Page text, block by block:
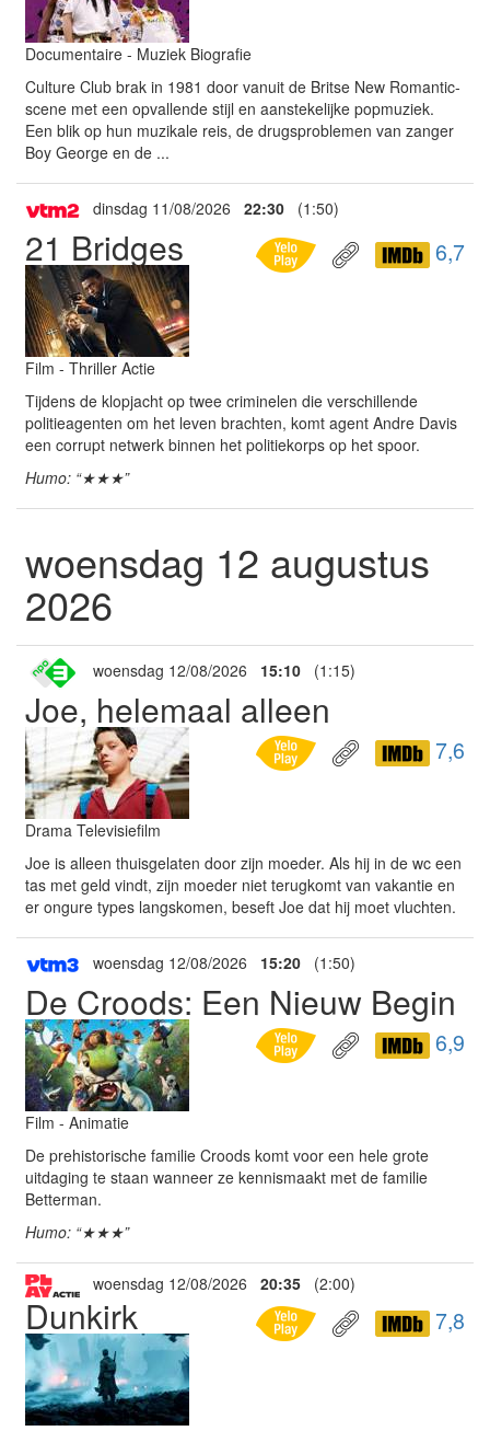
Documentaire - Muziek Biografie
Culture Club brak in 1981 door vanuit de Britse New Romantic-
scene met een opvallende stijl en aanstekelijke popmuziek.
Een blik op hun muzikale reis, de drugsproblemen van zanger
Boy George en de ...
dinsdag 11/08/2026 22:30 (1:50)
21 Bridges 6,7
Film - Thriller Actie
Tijdens de klopjacht op twee criminelen die verschillende
politieagenten om het leven brachten, komt agent Andre Davis
een corrupt netwerk binnen het politiekorps op het spoor.
Humo: “★★★”
woensdag 12 augustus
2026
woensdag 12/08/2026 15:10 (1:15)
Joe, helemaal alleen
7,6
Drama Televisiefilm
Joe is alleen thuisgelaten door zijn moeder. Als hij in de wc een
tas met geld vindt, zijn moeder niet terugkomt van vakantie en
er ongure types langskomen, beseft Joe dat hij moet vluchten.
woensdag 12/08/2026 15:20 (1:50)
De Croods: Een Nieuw Begin
6,9
Film - Animatie
De prehistorische familie Croods komt voor een hele grote
uitdaging te staan wanneer ze kennismaakt met de familie
Betterman.
Humo: “★★★”
woensdag 12/08/2026 20:35 (2:00)
Dunkirk 7,8